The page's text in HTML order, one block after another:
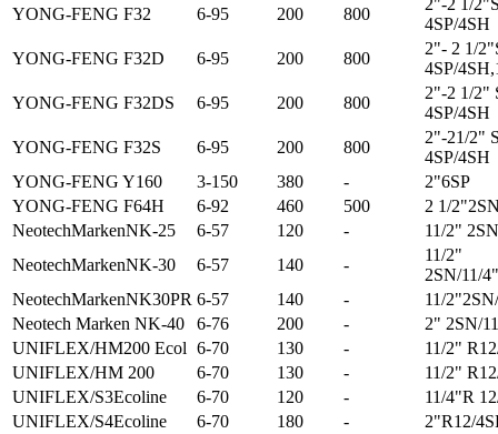
YONG-FENG F32
6-95 200 800
4SP/4SH
YONG-FENG F32D
6-95 200 800
2"- 2 1/
4SP/
YONG-FENG F32DS
6-95 200 800
2"-2 1/2"
4SP/4SH
YONG-FENG F32S
6-95 200 800
2"-21/2"
4SP/4SH
YONG-FENG Y160
3-150 380 -
2"6SP
YONG-FENG F64H
6-92 460 500
2 1/
NeotechMarkenNK-25
6-57 120 -
11/2"
NeotechMarkenNK-30
6-57 140 -
11/2"
2SN/11/
NeotechMarkenNK30PR 6-57 140 -
11/
Neotech Marken NK-40
6-76 200 -
2" 2SN/
UNIFLEX/HM200 Ecol 6-70 130 -
11/2"
UNIFLEX/HM 200
6-70 130 -
11/2"
UNIFLEX/S3Ecoline
6-70 120 -
11/4"R
UNIFLEX/S4Ecoline
6-70 180 -
2"R12/